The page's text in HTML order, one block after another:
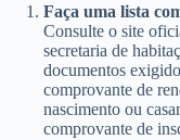
Faça uma lista
Consulte o site
secretaria de
documentos
comprovante de
nascimento ou
comprovante de